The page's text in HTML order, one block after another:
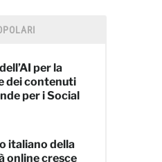
per la
dei contenuti
per i Social
italiano della
online cresce